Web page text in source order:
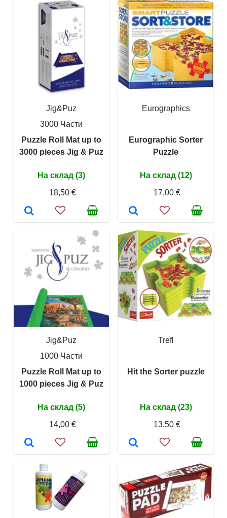
Jig&Puz
3000 Части
Puzzle Roll Mat up to
3000 pieces Jig & Puz
На склад (3)
18,50 €
Eurographics
Eurographic Sorter
Puzzle
На склад (12)
17,00 €
Jig&Puz
1000 Части
Puzzle Roll Mat up to
1000 pieces Jig & Puz
На склад (5)
14,00 €
Trefl
Hit the Sorter puzzle
На склад (23)
13,50 €